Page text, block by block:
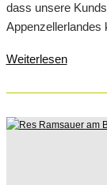
dass unsere
Weiterlesen